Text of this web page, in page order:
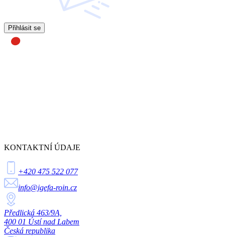
Přihlásit se
KONTAKTNÍ ÚDAJE
+420 475 522 077
info@igefa-roin.cz
Předlická 463/9A,
400 01 Ústí nad Labem
Česká republika